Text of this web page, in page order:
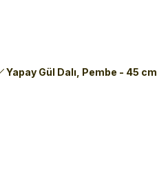
Yapay Gül Dalı, Pembe - 45 cm